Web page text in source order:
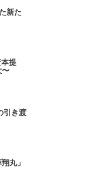
新た
提
引き渡
丸」